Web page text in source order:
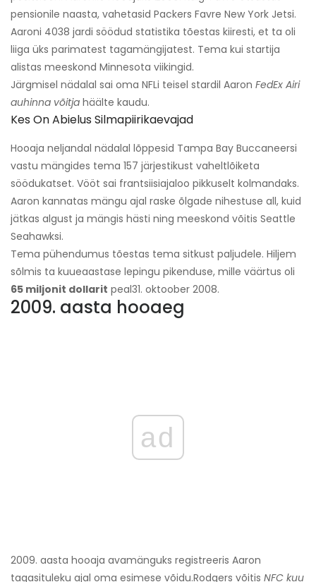
pensionile naasta, vahetasid Packers Favre New York Jetsi.
Aaroni 4038 jardi söödud statistika tõestas kiiresti, et ta oli
liiga üks parimatest tagamängijatest. Tema kui startija
alistas meeskond Minnesota viikingid.
Järgmisel nädalal sai oma NFLi teisel stardil Aaron FedEx Airi
auhinna võitja häälte kaudu.
Kes On Abielus Silmapiirikaevajad
Hooaja neljandal nädalal lõppesid Tampa Bay Buccaneersi
vastu mängides tema 157 järjestikust vaheltlõiketa
söödukatset. Vööt sai frantsiisiajaloo pikkuselt kolmandaks.
Aaron kannatas mängu ajal raske õlgade nihestuse all, kuid
jätkas algust ja mängis hästi ning meeskond võitis Seattle
Seahawksi.
Tema pühendumus tõestas tema sitkust paljudele. Hiljem
sõlmis ta kuueaastase lepingu pikenduse, mille väärtus oli
65 miljonit dollarit peal31. oktoober 2008.
2009. aasta hooaeg
ad
2009. aasta hooaja avamänguks registreeris Aaron
tagasituleku ajal oma esimese võidu.Rodgers võitis NFC kuu